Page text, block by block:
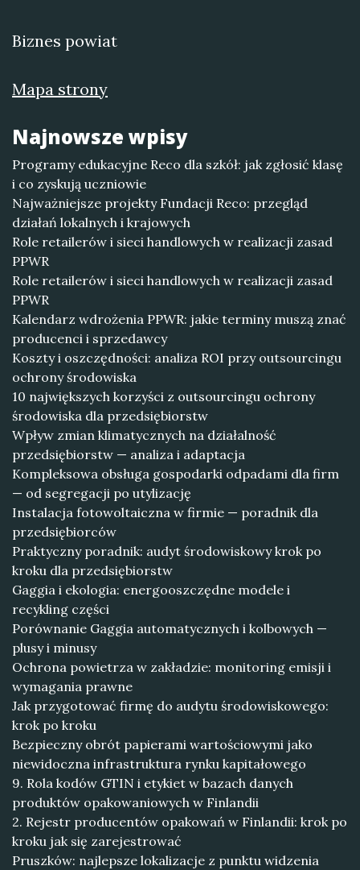
Biznes powiat
Mapa strony
Najnowsze wpisy
Programy edukacyjne Reco dla szkół: jak zgłosić klasę
i co zyskują uczniowie
Najważniejsze projekty Fundacji Reco: przegląd
działań lokalnych i krajowych
Role retailerów i sieci handlowych w realizacji zasad
PPWR
Role retailerów i sieci handlowych w realizacji zasad
PPWR
Kalendarz wdrożenia PPWR: jakie terminy muszą znać
producenci i sprzedawcy
Koszty i oszczędności: analiza ROI przy outsourcingu
ochrony środowiska
10 największych korzyści z outsourcingu ochrony
środowiska dla przedsiębiorstw
Wpływ zmian klimatycznych na działalność
przedsiębiorstw — analiza i adaptacja
Kompleksowa obsługa gospodarki odpadami dla firm
— od segregacji po utylizację
Instalacja fotowoltaiczna w firmie — poradnik dla
przedsiębiorców
Praktyczny poradnik: audyt środowiskowy krok po
kroku dla przedsiębiorstw
Gaggia i ekologia: energooszczędne modele i
recykling części
Porównanie Gaggia automatycznych i kolbowych —
plusy i minusy
Ochrona powietrza w zakładzie: monitoring emisji i
wymagania prawne
Jak przygotować firmę do audytu środowiskowego:
krok po kroku
Bezpieczny obrót papierami wartościowymi jako
niewidoczna infrastruktura rynku kapitałowego
9. Rola kodów GTIN i etykiet w bazach danych
produktów opakowaniowych w Finlandii
2. Rejestr producentów opakowań w Finlandii: krok po
kroku jak się zarejestrować
Pruszków: najlepsze lokalizacje z punktu widzenia